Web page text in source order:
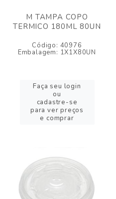
M TAMPA COPO
TERMICO 180ML 80UN
Código: 40976
Embalagem: 1X1X80UN
Faça seu login
ou
cadastre-se
para ver preços
e comprar